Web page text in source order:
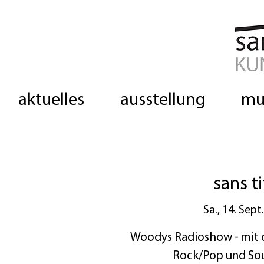
aktuelles ausstellung
sans
Sa., 14. Sept.
Woodys Radioshow - mit
Rock/Pop und